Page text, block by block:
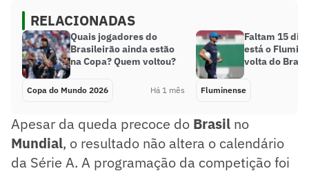
RELACIONADAS
Quais jogadores do
Brasileirão ainda estão
na Copa? Quem voltou?
Copa do Mundo 2026 Há 1 mês
Faltam 15
está o
volta do
Fluminense
Apesar da queda precoce do Brasil no
Mundial, o resultado não altera o calendário
da Série A. A programação da competição foi